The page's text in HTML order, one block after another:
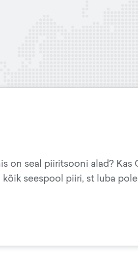
on seal piiritsooni alad? Kas
kõik seespool piiri, st luba